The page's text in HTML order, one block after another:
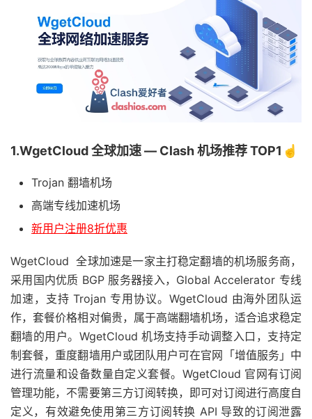
1.WgetCloud 全球加速 — Clash 机场推荐 TOP1☝️
Trojan 翻墙机场
高端专线加速机场
新用户注册8折优惠
WgetCloud 全球加速是一家主打稳定翻墙的机场服务商，
采用国内优质 BGP 服务器接入，Global Accelerator 专线
加速，支持 Trojan 专用协议。WgetCloud 由海外团队运
作，套餐价格相对偏贵，属于高端翻墙机场，适合追求稳定
翻墙的用户。WgetCloud 机场支持手动调整入口，支持定
制套餐，重度翻墙用户或团队用户可在官网「增值服务」中
进行流量和设备数量自定义套餐。WgetCloud 官网有订阅
管理功能，不需要第三方订阅转换，即可对订阅进行高度自
定义，有效避免使用第三方订阅转换 API 导致的订阅泄露